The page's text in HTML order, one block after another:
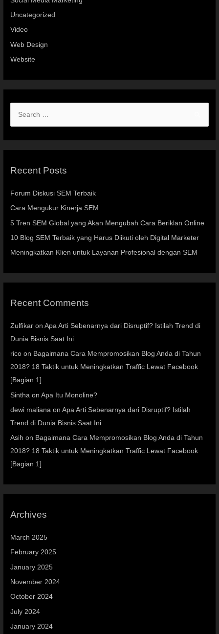
Uncategorized
Video
Web Design
Website
Recent Posts
Forum Diskusi SEM Terbaik
Cara Mengukur Kinerja SEM
5 Tren SEM Global yang Akan Mengubah Cara Beriklan Online
10 Blog SEM Terbaik yang Harus Diikuti oleh Digital Marketer
Meningkatkan Klien untuk Layanan Profesional dengan SEM
Recent Comments
Zulfikar onApa Arti Sebenarnya dari Disruptif? Istilah Trend di
Dunia Bisnis Saat Ini
rico on Bagaimana Cara Mempromosikan Blog Anda di Tahun
2018? 18 Taktik untuk Meningkatkan Traffic Lewat Facebook
[Bagian 1]
Sintha onApa Itu Monoline?
dewi maliana onApa Arti Sebenarnya dari Disruptif? Istilah
Trend di Dunia Bisnis Saat Ini
Asih on Bagaimana Cara Mempromosikan Blog Anda di Tahun
2018? 18 Taktik untuk Meningkatkan Traffic Lewat Facebook
[Bagian 1]
Archives
March 2025
February 2025
January 2025
November 2024
October 2024
July 2024
January 2024